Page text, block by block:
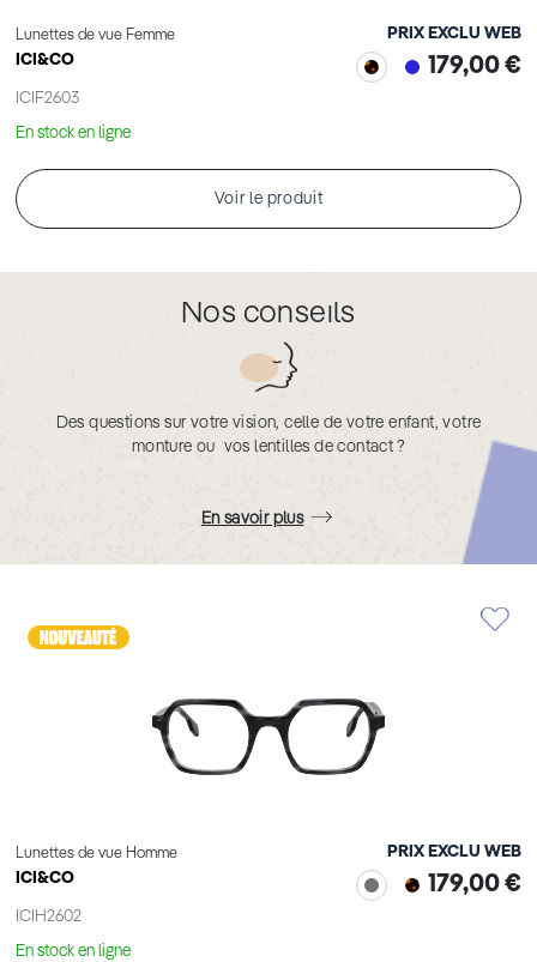
Lunettes de vue Femme
ICI&CO
ICIF2603
PRIX EXCLU WEB
179,00 €
En stock en ligne
Voir le produit
Nos conseils
Des questions sur votre vision, celle de votre enfant, votre
monture ou vos lentilles de contact ?
En savoir plus
Lunettes de vue Homme
ICI&CO
ICIH2602
PRIX EXCLU WEB
179,00 €
En stock en ligne